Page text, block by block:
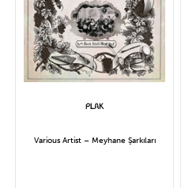
Various Artist – Meyhane Şarkıları